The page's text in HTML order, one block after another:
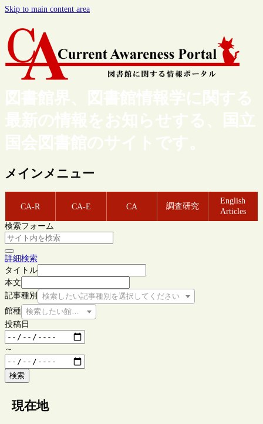
Skip to main content area
図書館界、図書館情報学に関する
最新の情報をお知らせする、国立
国会図書館のサイトです。
メインメニュー
CA-R CA-E CA 調査研究
English
Articles
検索フォーム
詳細検索
タイトル
本文
記事種別
検索したい記事種別を選択してください
館種 検索したい館種を選択してください
投稿日
～
検索
現在地